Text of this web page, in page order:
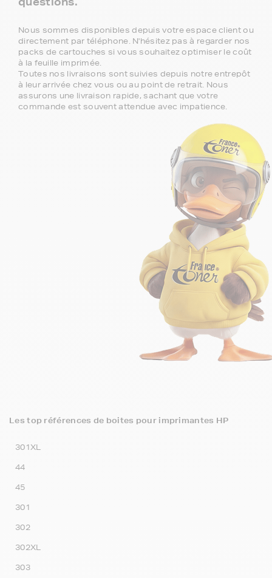
Nous sommes disponibles depuis votre espace client ou
directement par téléphone. N'hésitez pas à regarder nos
packs de cartouches si vous souhaitez optimiser le coût
à la feuille imprimée.
Toutes nos livraisons sont suivies depuis notre entrepôt
à leur arrivée chez vous ou au point de retrait. Nous
assurons une livraison rapide, sachant que votre
commande est souvent attendue avec impatience.
Les top références de boites pour imprimantes HP
301XL
44
45
301
302
302XL
303